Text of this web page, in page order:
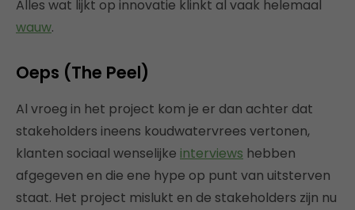
Alles wat lijkt op innovatie klinkt al vaak helemaal
wauw.
Oeps (The Peel)
Al vroeg in het project kom je er dan achter dat
stakeholders ineens koudwatervrees vertonen,
klanten sociaal wenselijke interviews hebben
afgegeven en die ene hype op punt van uitsterven
staat. Het project mislukt en de stakeholders zijn nu